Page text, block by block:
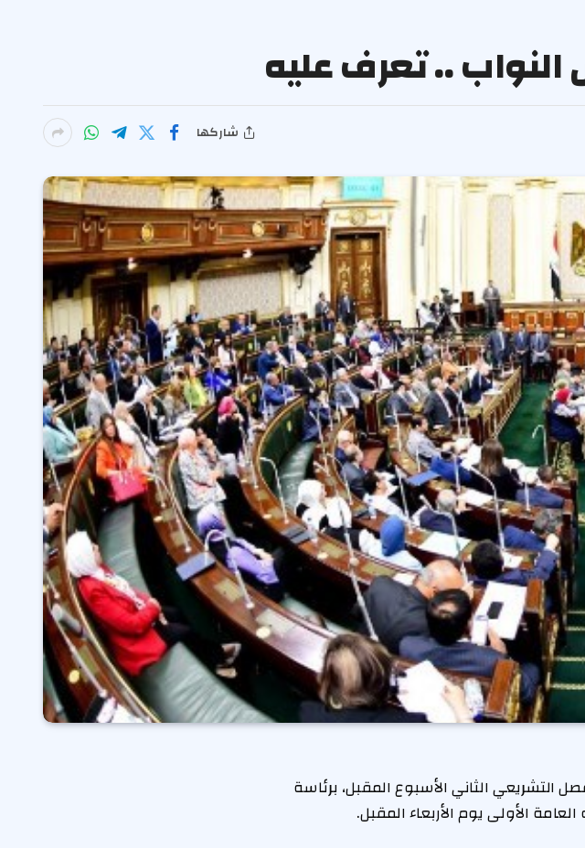
.. تعرف عليه
شاركها
التشريعي الثاني الأسبوع المقبل، برئاسة
الأولى يوم الأربعاء المقبل.